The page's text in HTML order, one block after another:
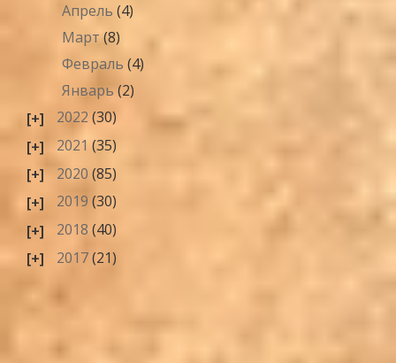
Апрель (4)
Март(8)
Февраль (4)
Январь (2)
2022 (30)
2021 (35)
2020 (85)
2019 (30)
2018 (40)
2017(21)